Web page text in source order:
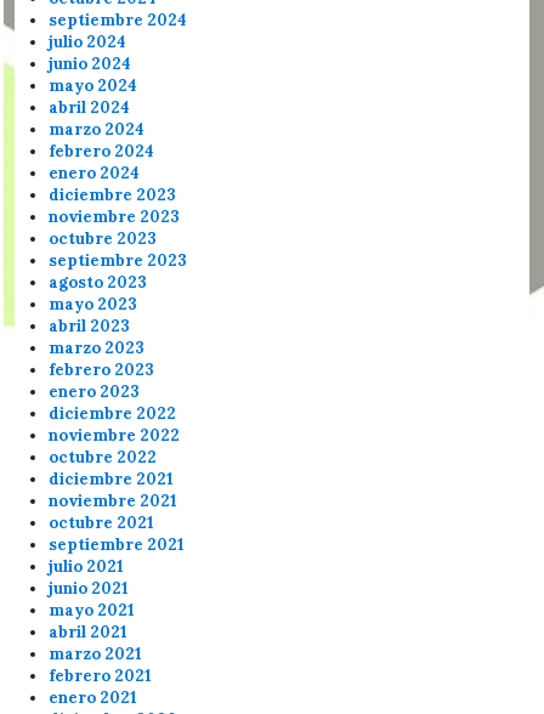
septiembre 2024
julio 2024
junio 2024
mayo 2024
abril 2024
marzo 2024
febrero 2024
enero 2024
diciembre 2023
noviembre 2023
octubre 2023
septiembre 2023
agosto 2023
mayo 2023
abril 2023
marzo 2023
febrero 2023
enero 2023
diciembre 2022
noviembre 2022
octubre 2022
diciembre 2021
noviembre 2021
octubre 2021
septiembre 2021
julio 2021
junio 2021
mayo 2021
abril 2021
marzo 2021
febrero 2021
enero 2021